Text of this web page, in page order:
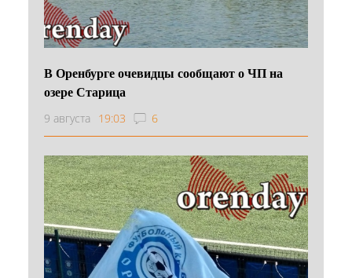
В Оренбурге очевидцы сообщают о ЧП на
озере Старица
9 августа 19:03 6